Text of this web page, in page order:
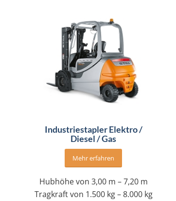
Industriestapler Elektro /
Diesel / Gas
Mehr erfahren
Hubhöhe von 3,00 m – 7,20 m
Tragkraft von 1.500 kg – 8.000 kg